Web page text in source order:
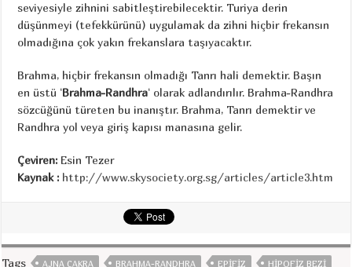
seviyesiyle zihnini sabitleştirebilecektir. Turiya derin
düşünmeyi (tefekkürünü) uygulamak da zihni hiçbir frekansın
olmadığına çok yakın frekanslara taşıyacaktır.
Brahma, hiçbir frekansın olmadığı Tanrı hali demektir. Başın
en üstü ‘Brahma-Randhra‘ olarak adlandırılır. Brahma-Randhra
sözcüğünü türeten bu inanıştır. Brahma, Tanrı demektir ve
Randhra yol veya giriş kapısı manasına gelir.
Çeviren: Esin Tezer
Kaynak : http://www.skysociety.org.sg/articles/article3.htm
Tags AJNA ÇAKRA BRAHMA-RANDHRA EPIFIZ
HIPOFIZ BEZI